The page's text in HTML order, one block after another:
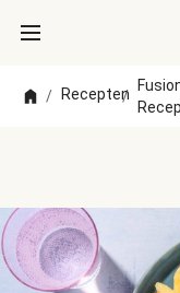
/ Recepten
/